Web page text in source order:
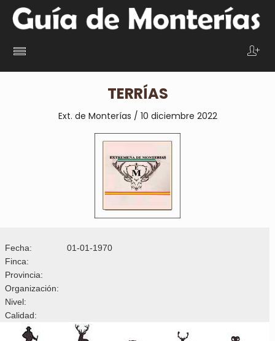
TERRÍAS
Ext. de Monterías / 10 diciembre 2022
Fecha:
01-01-1970
Finca:
Provincia:
Organización:
Nivel:
Calidad: